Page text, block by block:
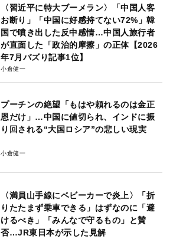
〈習近平に特大ブーメラン〉「中国人客
お断り」「中国に好感持てない72%」韓
国で噴き出した反中感情…中国人旅行者
が直面した「政治的摩擦」の正体【2026
年7月バズり記事1位】
小倉健一
プーチンの絶望「もはや頼れるのは金正
恩だけ」…中国に値切られ、インドに振
り回される“大国ロシア”の悲しい現実
小倉健一
〈満員山手線にベビーカーで炎上〉「折
りたたまず乗車できる」はずなのに「避
けるべき」「みんなで守るもの」と賛
否…JR東日本が示した見解